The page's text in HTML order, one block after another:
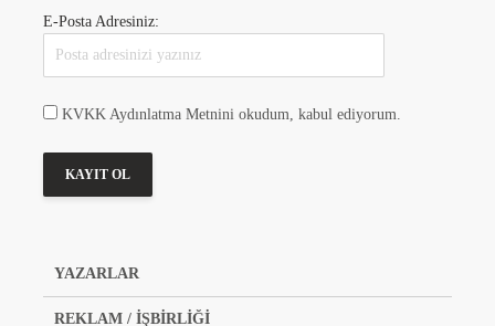
E-Posta Adresiniz:
KVKK Aydınlatma Metnini okudum, kabul ediyorum.
YAZARLAR
REKLAM / İŞBİRLİĞİ